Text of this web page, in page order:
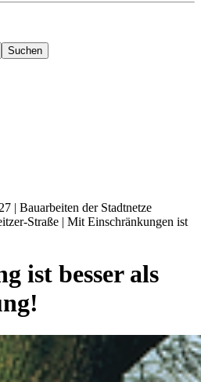
Suchen
| Bauarbeiten der Stadtnetze
Straße | Mit Einschränkungen ist
ist besser als